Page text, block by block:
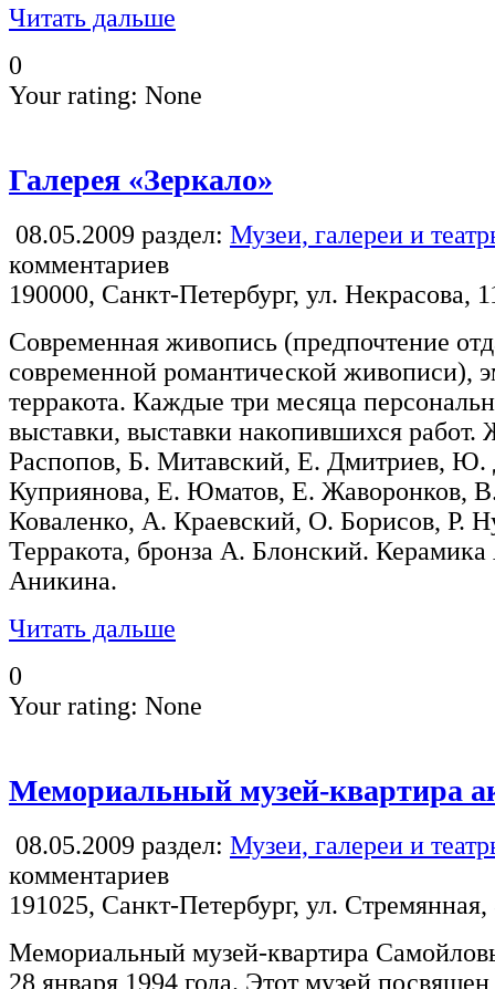
Читать дальше
0
Your rating: None
Галерея «Зеркало»
08.05.2009 раздел: Музеи, галереи и
комментариев
190000, Санкт-Петербург, ул. Некрасова,
Современная живопись (предпочтение
современной романтической живописи),
терракота. Каждые три месяца
выставки, выставки накопившихся
Распопов, Б. Митавский, Е. Дмитриев,
Куприянова, Е. Юматов, Е. Жаворонков,
Коваленко, А. Краевский, О. Борисов, Р.
Терракота, бронза А. Блонский.
Аникина.
Читать дальше
0
Your rating: None
Мемориальный музей-квартира
08.05.2009 раздел: Музеи, галереи и
комментариев
191025, Санкт-Петербург, ул. Стремянная,
Мемориальный музей-квартира
28 января 1994 года. Этот музей